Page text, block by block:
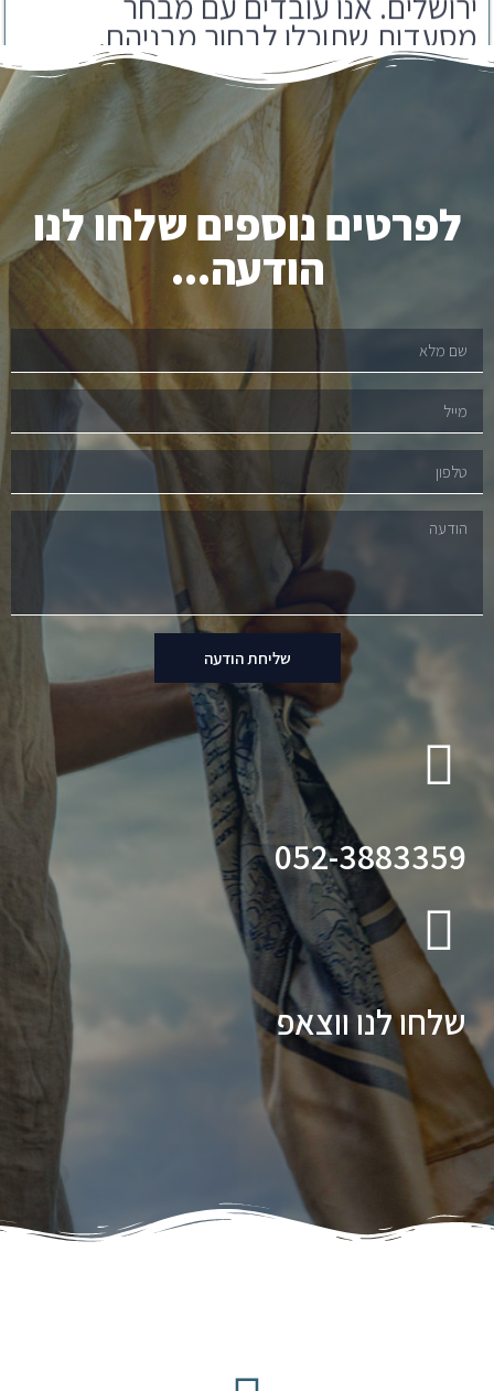
לפרטים נוספים שלחו לנו
הודעה...
שליחת הודעה
052-3883359
שלחו לנו ווצאפ